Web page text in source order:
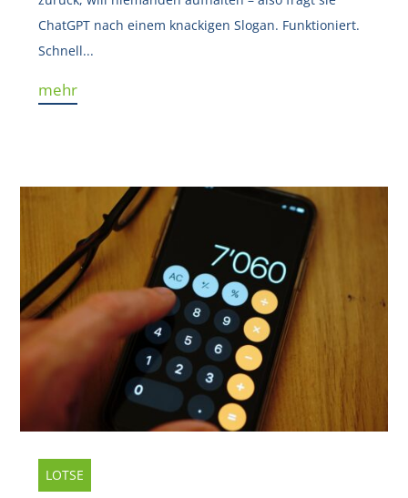
ChatGPT nach einem knackigen Slogan. Funktioniert.
Schnell...
mehr
LOTSE